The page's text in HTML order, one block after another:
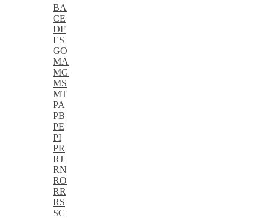
BA
CE
DF
ES
GO
MA
MG
MS
MT
PA
PB
PE
PI
PR
RJ
RN
RO
RR
RS
SC